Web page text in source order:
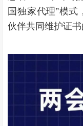
国独家代理”模
伙伴共同维护证书